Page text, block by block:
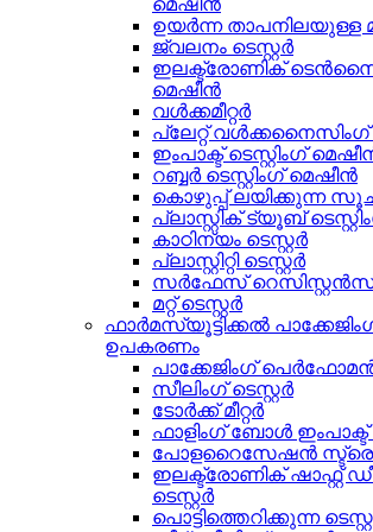
മെഷീൻ
ഉയർന്ന
ജ്വലനം ടെസ്റ്റർ
ഇലക്ട്രോണിക്
മെഷീൻ
വൾക്കമീറ്റർ
പ്ലേറ്റ് വൾക്കനൈസിംഗ്
ഇംപാക്ട് ടെസ്റ്റിംഗ്
റബ്ബർ ടെസ്റ്റിംഗ് മെഷീൻ
കൊഴുപ്പ് ലയിക്കുന്ന
പ്ലാസ്റ്റിക് ട്യൂബ്
കാഠിന്യം ടെസ്റ്റർ
പ്ലാസ്റ്റിറ്റി ടെസ്റ്റർ
സർഫേസ് റെസിസ്റ്റൻസ്
മറ്റ് ടെസ്റ്റർ
ഫാർമസ്യൂട്ടിക്കൽ പാക്കേജിംഗ്
ഉപകരണം
പാക്കേജിംഗ്
സീലിംഗ് ടെസ്റ്റർ
ടോർക്ക് മീറ്റർ
ഫാളിംഗ് ബോൾ ഇംപാക്ട്
പോളറൈസേഷൻ സ്ട്രെസ്
ഇലക്ട്രോണിക് ഷാഫ്റ്റ്
ടെസ്റ്റർ
പൊട്ടിത്തെറിക്കുന്ന